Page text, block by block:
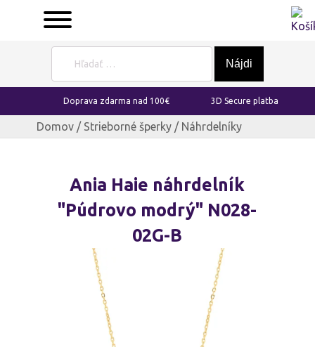
Doprava zdarma nad 100€ 3D Secure platba
Domov / Strieborné šperky / Náhrdelníky
Ania Haie náhrdelník
"Púdrovo modrý" N028-
02G-B